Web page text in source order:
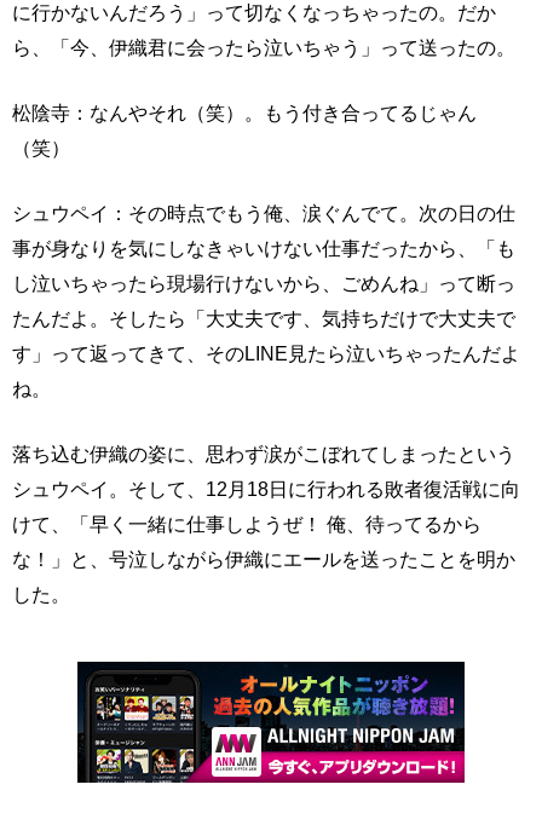
に行かないんだろう」って切なくなっちゃったの。だか
ら、「今、伊織君に会ったら泣いちゃう」って送ったの。
松陰寺：なんやそれ（笑）。もう付き合ってるじゃん
（笑）
シュウペイ：その時点でもう俺、涙ぐんでて。次の日の仕
事が身なりを気にしなきゃいけない仕事だったから、「も
し泣いちゃったら現場行けないから、ごめんね」って断っ
たんだよ。そしたら「大丈夫です、気持ちだけで大丈夫で
す」って返ってきて、そのLINE見たら泣いちゃったんだよ
ね。
落ち込む伊織の姿に、思わず涙がこぼれてしまったという
シュウペイ。そして、12月18日に行われる敗者復活戦に向
けて、「早く一緒に仕事しようぜ！ 俺、待ってるから
な！」と、号泣しながら伊織にエールを送ったことを明か
した。